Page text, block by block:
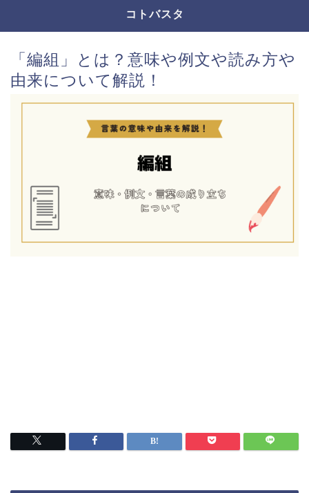
コトバスタ
「編組」とは？意味や例文や読み方や
由来について解説！